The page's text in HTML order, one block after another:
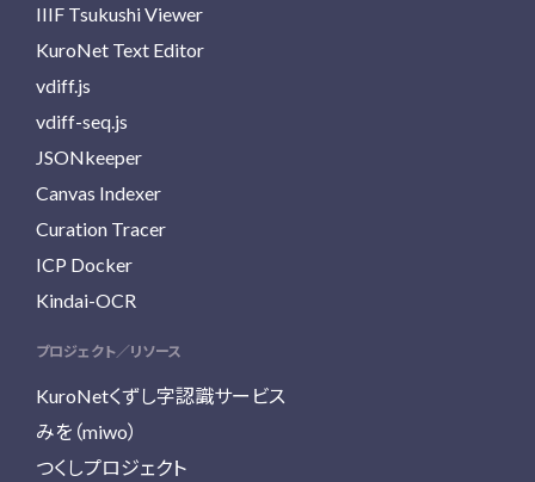
IIIF Tsukushi Viewer
KuroNet Text Editor
vdiff.js
vdiff-seq.js
JSONkeeper
Canvas Indexer
Curation Tracer
ICP Docker
Kindai-OCR
プロジェクト／リソース
KuroNetくずし字認識サービス
みを（miwo）
つくしプロジェクト